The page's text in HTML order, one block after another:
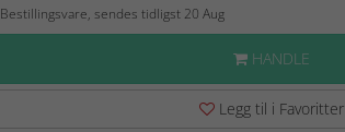
Bestillingsvare, sendes tidligst 20 Aug
HANDLE
Legg til i Favoritter